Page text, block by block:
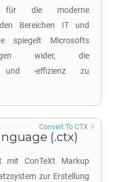
für die moderne
Bereichen IT und
spiegelt Microsofts
wider, die
und -effizienz zu
(.ctx)
mit ConTeXt Markup
zur Erstellung
Convert To CTX